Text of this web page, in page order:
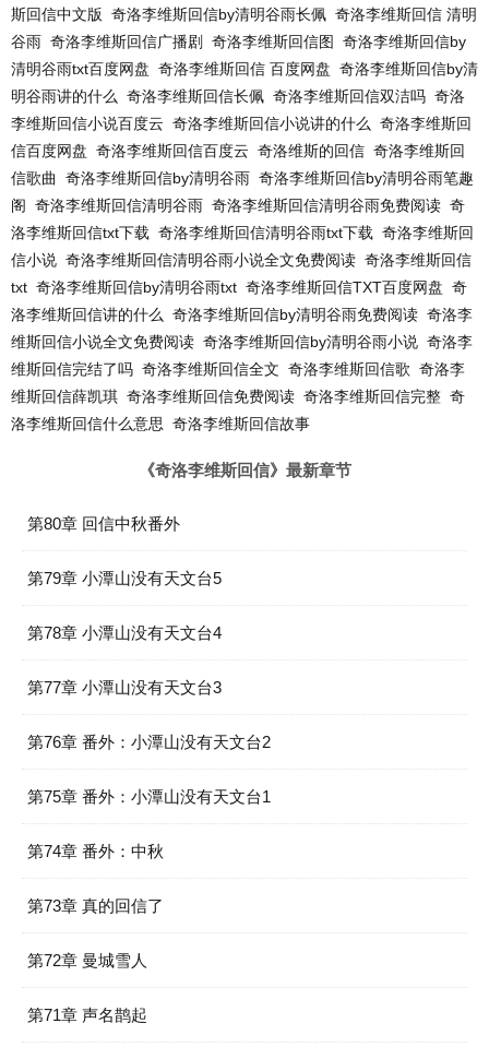
斯回信中文版 奇洛李维斯回信by清明谷雨长佩 奇洛李维斯回信 清明
谷雨 奇洛李维斯回信广播剧 奇洛李维斯回信图
奇洛李维斯回信by
清明谷雨txt百度网盘 奇洛李维斯回信 百度网盘 奇洛李维斯回信by清
明谷雨讲的什么
奇洛李维斯回信长佩 奇洛李维斯回信双洁吗 奇洛
李维斯回信小说百度云 奇洛李维斯回信小说讲的什么
奇洛李维斯回
信百度网盘 奇洛李维斯回信百度云 奇洛维斯的回信 奇洛李维斯回
信歌曲
奇洛李维斯回信by清明谷雨 奇洛李维斯回信by清明谷雨笔趣
阁 奇洛李维斯回信清明谷雨 奇洛李维斯回信清明谷雨免费阅读 奇
洛李维斯回信txt下载 奇洛李维斯回信清明谷雨txt下载 奇洛李维斯回
信小说 奇洛李维斯回信清明谷雨小说全文免费阅读 奇洛李维斯回信
txt 奇洛李维斯回信by清明谷雨txt 奇洛李维斯回信TXT百度网盘 奇
洛李维斯回信讲的什么
奇洛李维斯回信by清明谷雨免费阅读 奇洛李
维斯回信小说全文免费阅读 奇洛李维斯回信by清明谷雨小说 奇洛李
维斯回信完结了吗 奇洛李维斯回信全文 奇洛李维斯回信歌 奇洛李
维斯回信薛凯琪 奇洛李维斯回信免费阅读 奇洛李维斯回信完整 奇
洛李维斯回信什么意思 奇洛李维斯回信故事
《奇洛李维斯回信》最新章节
第80章 回信中秋番外
第79章 小潭山没有天文台5
第78章 小潭山没有天文台4
第77章 小潭山没有天文台3
第76章 番外：小潭山没有天文台2
第75章 番外：小潭山没有天文台1
第74章 番外：中秋
第73章 真的回信了
第72章 曼城雪人
第71章 声名鹊起